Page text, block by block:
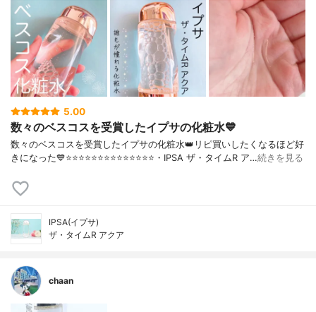
5.00
数々のベスコスを受賞したイプサの化粧水💙
数々のベスコスを受賞したイプサの化粧水👑リピ買いしたくなるほど好
きになった💙⭐️⭐️⭐️⭐️⭐️⭐️⭐️⭐️⭐️⭐️⭐️⭐️⭐️⭐️・IPSA ザ・タイムR ア…続きを見る
IPSA(イプサ)
ザ・タイムR アクア
chaan